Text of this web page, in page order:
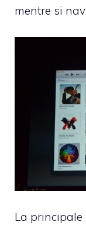
mentre si
La